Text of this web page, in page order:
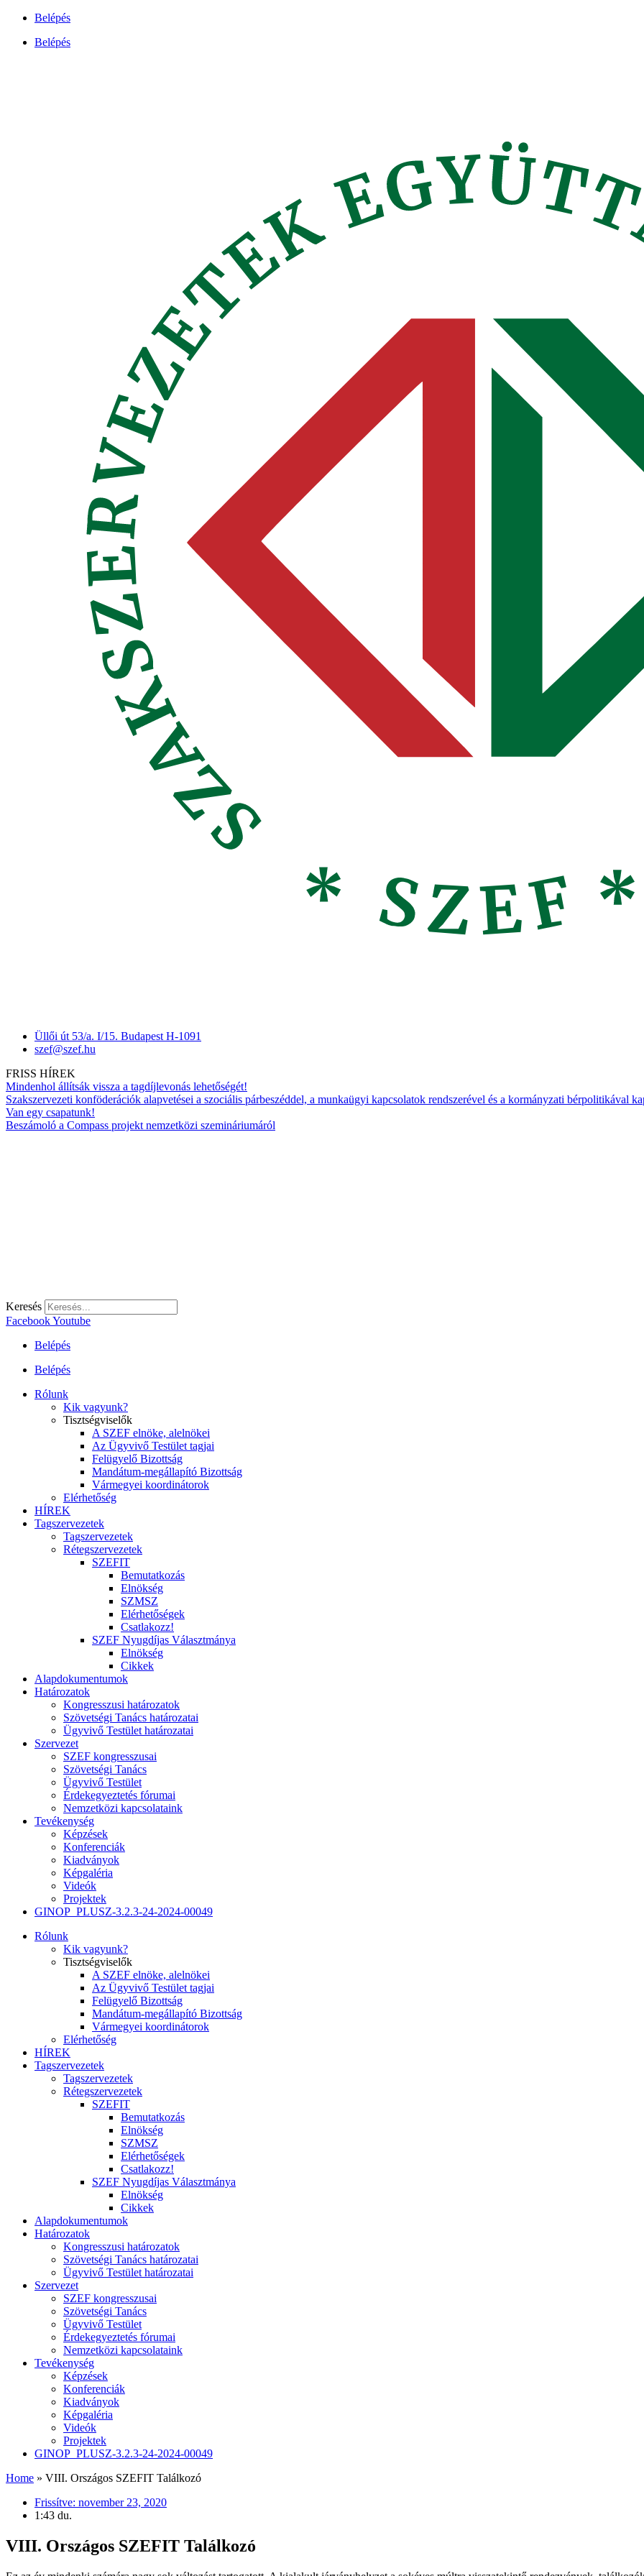
Ugrás
tartalomhoz
Belépés
Belépés
Üllői út 53/a. I/15. Budapest H-1091
szef@szef.hu
FRISS HÍREK
Mindenhol állítsák vissza a tagdíjlevonás lehetőségét!
Szakszervezeti konföderációk alapvetései a szociális párbeszéddel, a munkaügyi kapcsolatok rendszerével és a kormányzati bérpolitikával
Van egy csapatunk!
Beszámoló a Compass projekt nemzetközi szemináriumáról
Keresés
FacebookYoutube
Belépés
Belépés
Rólunk
Kik vagyunk?
Tisztségviselők
A SZEF elnöke, alelnökei
Az Ügyvivő Testület tagjai
Felügyelő Bizottság
Mandátum-megállapító Bizottság
Vármegyei koordinátorok
Elérhetőség
HÍREK
Tagszervezetek
Tagszervezetek
Rétegszervezetek
SZEFIT
Bemutatkozás
Elnökség
SZMSZ
Elérhetőségek
Csatlakozz!
SZEF Nyugdíjas Választmánya
Elnökség
Cikkek
Alapdokumentumok
Határozatok
Kongresszusi határozatok
Szövetségi Tanács határozatai
Ügyvivő Testület határozatai
Szervezet
SZEF kongresszusai
Szövetségi Tanács
Ügyvivő Testület
Érdekegyeztetés fórumai
Nemzetközi kapcsolataink
Tevékenység
Képzések
Konferenciák
Kiadványok
Képgaléria
Videók
Projektek
GINOP_PLUSZ-3.2.3-24-2024-00049
Rólunk
Kik vagyunk?
Tisztségviselők
A SZEF elnöke, alelnökei
Az Ügyvivő Testület tagjai
Felügyelő Bizottság
Mandátum-megállapító Bizottság
Vármegyei koordinátorok
Elérhetőség
HÍREK
Tagszervezetek
Tagszervezetek
Rétegszervezetek
SZEFIT
Bemutatkozás
Elnökség
SZMSZ
Elérhetőségek
Csatlakozz!
SZEF Nyugdíjas Választmánya
Elnökség
Cikkek
Alapdokumentumok
Határozatok
Kongresszusi határozatok
Szövetségi Tanács határozatai
Ügyvivő Testület határozatai
Szervezet
SZEF kongresszusai
Szövetségi Tanács
Ügyvivő Testület
Érdekegyeztetés fórumai
Nemzetközi kapcsolataink
Tevékenység
Képzések
Konferenciák
Kiadványok
Képgaléria
Videók
Projektek
GINOP_PLUSZ-3.2.3-24-2024-00049
Home » VIII. Országos SZEFIT Találkozó
Frissítve: november 23, 2020
1:43 du.
VIII. Országos SZEFIT Találkozó